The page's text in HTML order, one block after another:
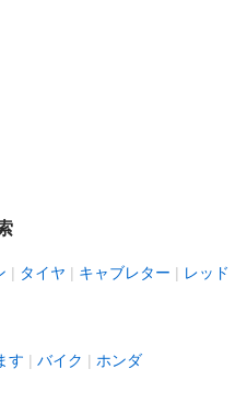
タイヤ キャブレター レッド
す バイク ホンダ